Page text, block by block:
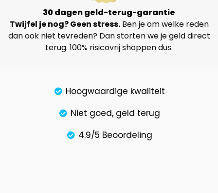
30 dagen geld-terug-garantie​
Twijfel je nog? Geen stress.Ben je om welke reden
dan ook niet tevreden? Dan storten we je geld direct
terug. 100% risicovrij shoppen dus.
Hoogwaardige kwaliteit
Niet goed, geld terug
4.9/5 Beoordeling